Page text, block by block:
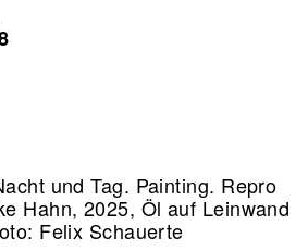
und Tag. Painting. Repro
Hahn, 2025, Öl auf Leinwand
Felix Schauerte